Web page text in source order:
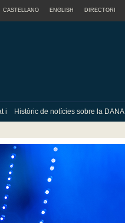
CASTELLANO ENGLISH DIRECTORI
i
Històric de notícies sobre la DANA